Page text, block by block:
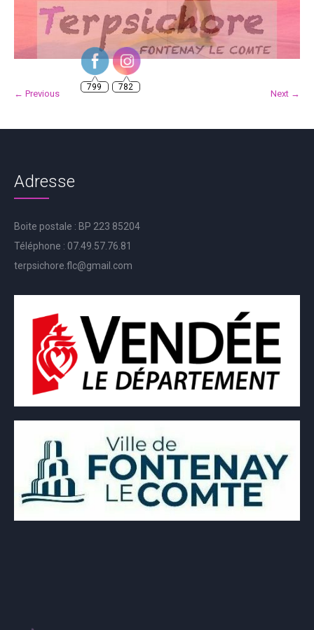
← Previous Next →
Adresse
Boite postale : BP 223 85204
Téléphone : 07.49.57.76.81
terpsichore.flc@gmail.com
799 782